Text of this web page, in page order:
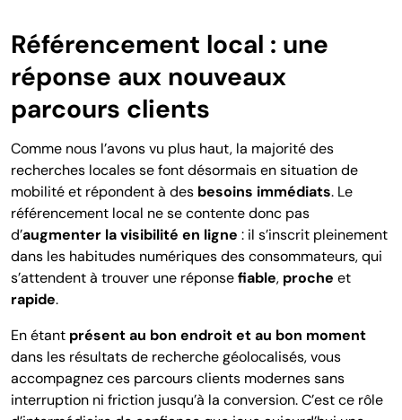
Référencement local : une
réponse aux nouveaux
parcours clients
Comme nous l’avons vu plus haut, la majorité des
recherches locales se font désormais en situation de
mobilité et répondent à des besoins immédiats. Le
référencement local ne se contente donc pas
d’augmenter la visibilité en ligne : il s’inscrit pleinement
dans les habitudes numériques des consommateurs, qui
s’attendent à trouver une réponsefiable, proche et
rapide.
En étant présent au bon endroit et au bon moment
dans les résultats de recherche géolocalisés, vous
accompagnez ces parcours clients modernes sans
interruption ni friction jusqu’à la conversion. C’est ce rôle